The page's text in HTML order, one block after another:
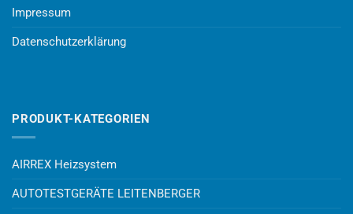
Impressum
Datenschutzerklärung
PRODUKT-KATEGORIEN
AIRREX Heizsystem
AUTOTESTGERÄTE LEITENBERGER